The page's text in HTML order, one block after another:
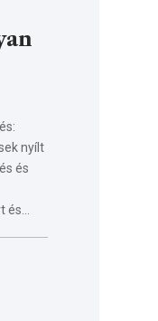
nyílt
és